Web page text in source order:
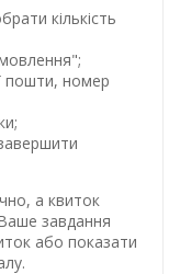
кількість
пошти, номер
а квиток
завдання
або показати